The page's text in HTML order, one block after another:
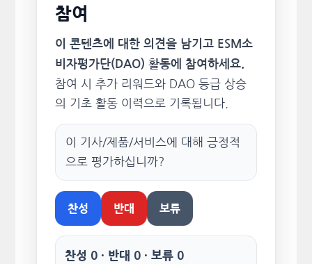
참여
이 콘텐츠에 대한 의견을 남기고 ESM소
비자평가단(DAO) 활동에 참여하세요.
참여 시 추가 리워드와 DAO 등급 상승
의 기초 활동 이력으로 기록됩니다.
이 기사/제품/서비스에 대해 긍정적
으로 평가하십니까?
찬성 반대 보류
찬성 0 · 반대 0 · 보류 0